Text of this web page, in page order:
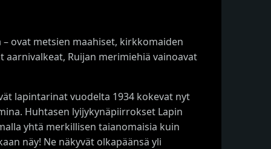
ovat metsien maahiset, kirkkomaiden
Ruijan merimiehiä vainoavat
lapintarinat vuodelta 1934 kokevat nyt
Huhtasen lyijykynäpiirrokset Lapin
yhtä merkillisen taianomaisia kuin
näy! Ne näkyvät olkapäänsä yli